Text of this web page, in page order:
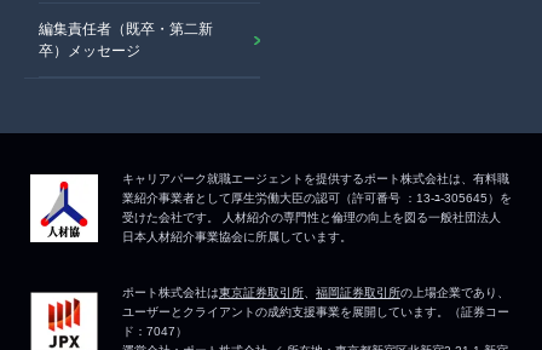
編集責任者（既卒・第二新
卒）メッセージ